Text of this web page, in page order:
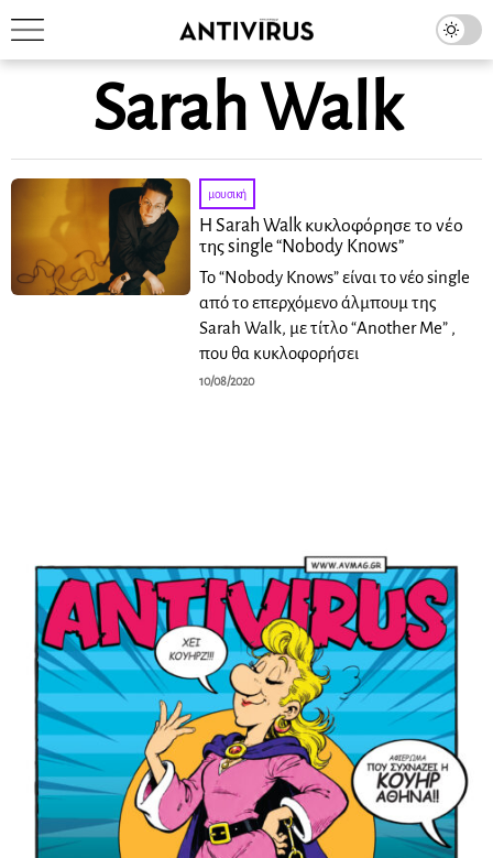
Sarah Walk
μουσική
Η Sarah Walk κυκλοφόρησε το νέο
της single “Nobody Knows”
Το “Nobody Knows” είναι το νέο single
από το επερχόμενο άλμπουμ της
Sarah Walk, με τίτλο “Another Me” ,
που θα κυκλοφορήσει
10/08/2020